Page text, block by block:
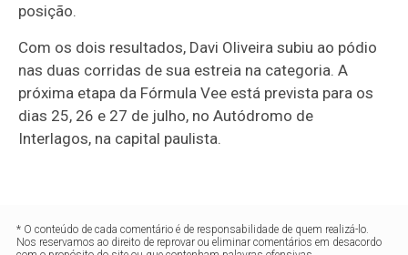
posição.
Com os dois resultados, Davi Oliveira subiu ao pódio
nas duas corridas de sua estreia na categoria. A
próxima etapa da Fórmula Vee está prevista para os
dias 25, 26 e 27 de julho, no Autódromo de
Interlagos, na capital paulista.
* O conteúdo de cada comentário é de responsabilidade de quem realizá-lo.
Nos reservamos ao direito de reprovar ou eliminar comentários em desacordo